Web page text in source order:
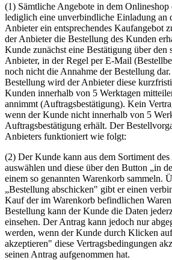
(1) Sämtliche Angebote in dem Onlineshop
lediglich eine unverbindliche Einladung an
Anbieter ein entsprechendes Kaufangebot
der Anbieter die Bestellung des Kunden
Kunde zunächst eine Bestätigung über den
Anbieter, in der Regel per E-Mail
noch nicht die Annahme der Bestellung
Bestellung wird der Anbieter diese
Kunden innerhalb von 5 Werktagen
annimmt (Auftragsbestätigung). Kein
wenn der Kunde nicht innerhalb von 5
Auftragsbestätigung erhält. Der
Anbieters funktioniert wie folgt:
(2) Der Kunde kann aus dem Sortiment
auswählen und diese über den Button „in
einem so genannten Warenkorb sammeln.
„Bestellung abschicken" gibt er einen
Kauf der im Warenkorb befindlichen
Bestellung kann der Kunde die Daten
einsehen. Der Antrag kann jedoch nur
werden, wenn der Kunde durch Klicken
akzeptieren" diese Vertragsbedingungen
seinen Antrag aufgenommen hat.